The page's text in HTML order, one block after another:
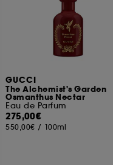
GUCCI
The Alchemist's Garden
Osmanthus Nectar
Eau de Parfum
275,00€
550,00€ / 100ml